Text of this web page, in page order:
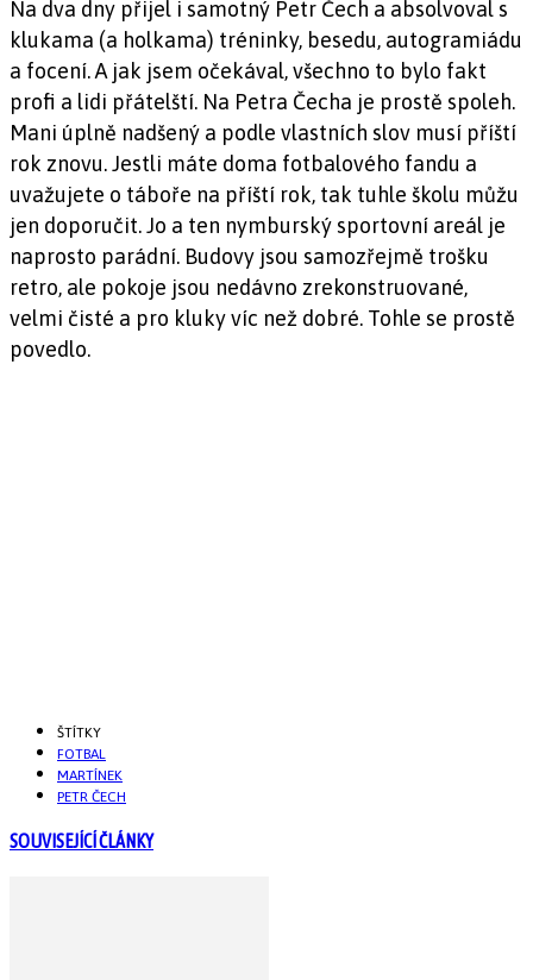
Na dva dny přijel i samotný Petr Čech a absolvoval s
klukama (a holkama) tréninky, besedu, autogramiádu
a focení. A jak jsem očekával, všechno to bylo fakt
profi a lidi přátelští. Na Petra Čecha je prostě spoleh.
Mani úplně nadšený a podle vlastních slov musí příští
rok znovu. Jestli máte doma fotbalového fandu a
uvažujete o táboře na příští rok, tak tuhle školu můžu
jen doporučit. Jo a ten nymburský sportovní areál je
naprosto parádní. Budovy jsou samozřejmě trošku
retro, ale pokoje jsou nedávno zrekonstruované,
velmi čisté a pro kluky víc než dobré. Tohle se prostě
povedlo.
ŠTÍTKY
FOTBAL
MARTÍNEK
PETR ČECH
SOUVISEJÍCÍ ČLÁNKY